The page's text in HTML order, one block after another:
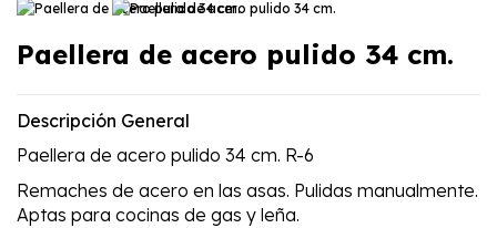
Paellera de acero pulido 34 cm.
Descripción General
Paellera de acero pulido 34 cm. R-6
Remaches de acero en las asas. Pulidas manualmente.
Aptas para cocinas de gas y leña.